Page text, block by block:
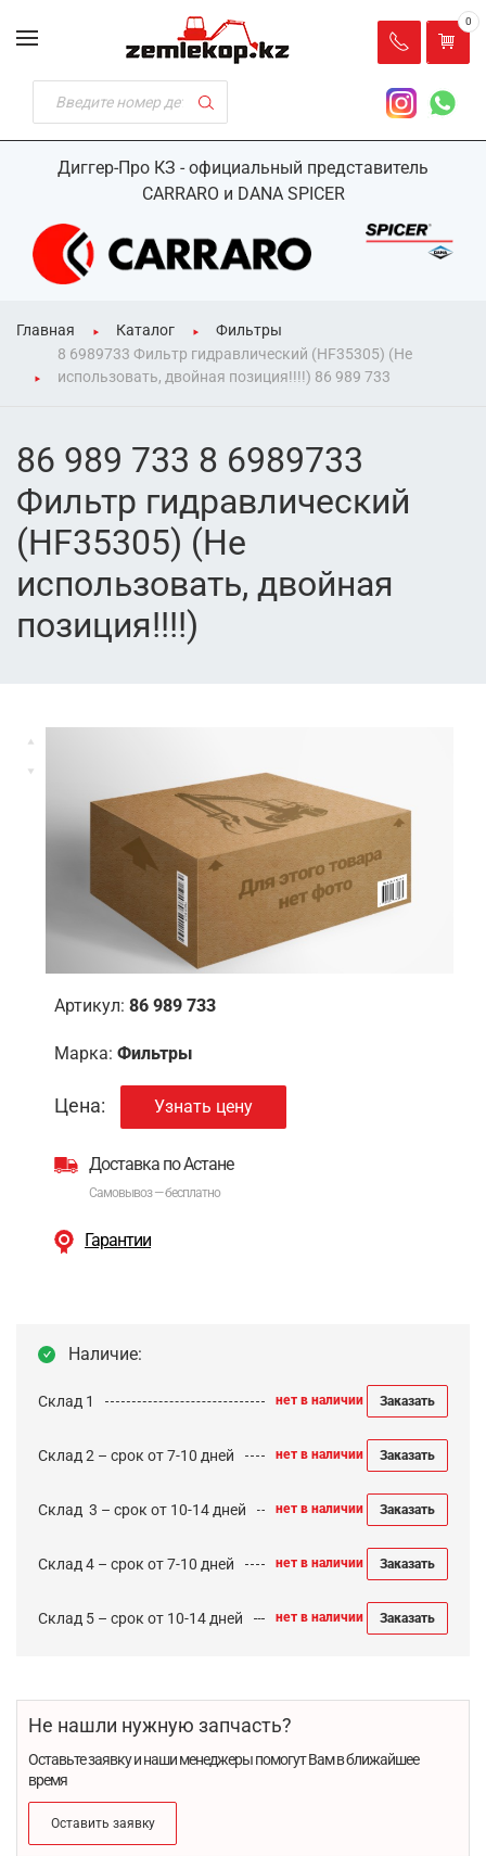
Диггер-Про КЗ - официальный представитель
CARRARO и DANA SPICER
0
Главная Каталог
Фильтры
8 6989733 Фильтр гидравлический (HF35305) (Не
использовать, двойная позиция!!!!) 86 989 733
86 989 733 8 6989733
Фильтр гидравлический
(HF35305) (Не
использовать, двойная
позиция!!!!)
Артикул: 86 989 733
Марка: Фильтры
Цена: Узнать цену
Доставка по Астане
Самовывоз — бесплатно
Гарантии
Наличие:
Склад 1 нет в наличии Заказать
Склад 2 – срок от 7-10 дней нет в наличии Заказать
Cклад 3 – срок от 10-14 дней нет в наличии Заказать
Склад 4 – срок от 7-10 дней нет в наличии Заказать
Склад 5 – срок от 10-14 дней нет в наличии Заказать
Не нашли нужную запчасть?
Оставьте заявку и наши менеджеры помогут Вам в ближайшее
время
Оставить заявку